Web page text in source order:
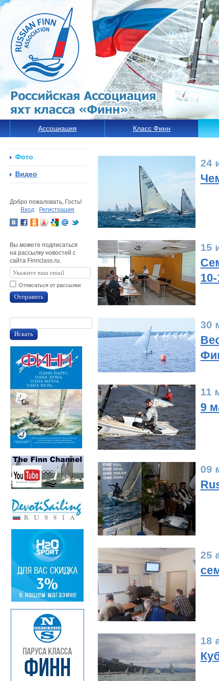
Ассоциация Класс Финн
24
15
30
11
9
09
25
18
Фото
Видео
Добро пожаловать, Гость!
Вход
Регистрация
Вы можете подписаться
на рассылку новостей с
сайта Finnclass.ru.
Отписаться от рассылки
Отправить
Искать